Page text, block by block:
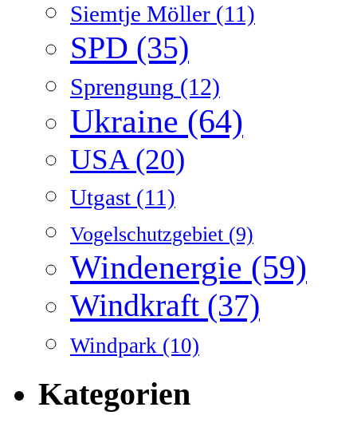
Siemtje Möller (11)
SPD (35)
Sprengung (12)
Ukraine (64)
USA(20)
Utgast (11)
Vogelschutzgebiet (9)
Windenergie (59)
Windkraft (37)
Windpark (10)
Kategorien